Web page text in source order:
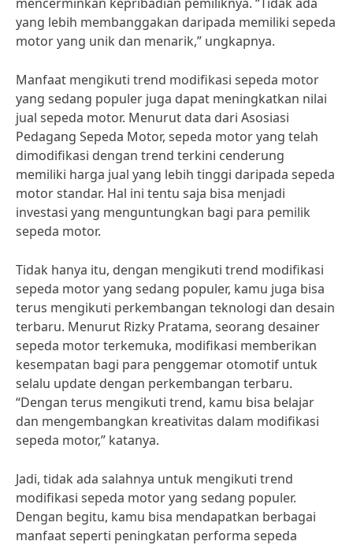
yang lebih membanggakan daripada memiliki sepeda
motor yang unik dan menarik,” ungkapnya.
Manfaat mengikuti trend modifikasi sepeda motor
yang sedang populer juga dapat meningkatkan nilai
jual sepeda motor. Menurut data dari Asosiasi
Pedagang Sepeda Motor, sepeda motor yang telah
dimodifikasi dengan trend terkini cenderung
memiliki harga jual yang lebih tinggi daripada sepeda
motor standar. Hal ini tentu saja bisa menjadi
investasi yang menguntungkan bagi para pemilik
sepeda motor.
Tidak hanya itu, dengan mengikuti trend modifikasi
sepeda motor yang sedang populer, kamu juga bisa
terus mengikuti perkembangan teknologi dan desain
terbaru. Menurut Rizky Pratama, seorang desainer
sepeda motor terkemuka, modifikasi memberikan
kesempatan bagi para penggemar otomotif untuk
selalu update dengan perkembangan terbaru.
“Dengan terus mengikuti trend, kamu bisa belajar
dan mengembangkan kreativitas dalam modifikasi
sepeda motor,” katanya.
Jadi, tidak ada salahnya untuk mengikuti trend
modifikasi sepeda motor yang sedang populer.
Dengan begitu, kamu bisa mendapatkan berbagai
manfaat seperti peningkatan performa sepeda